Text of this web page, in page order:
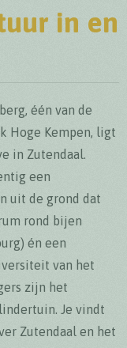
in en
één van de
Hoge Kempen, ligt
in Zutendaal.
een
uit de grond dat
rond bijen
én een
van het
zijn het
Je vindt
Zutendaal en het